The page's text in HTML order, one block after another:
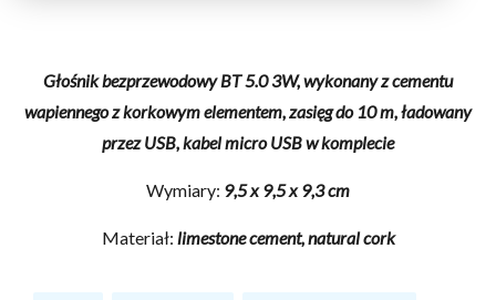
Głośnik bezprzewodowy BT 5.0 3W, wykonany z cementu
wapiennego z korkowym elementem, zasięg do 10 m, ładowany
przez USB, kabel micro USB w komplecie
Wymiary: 9,5 x 9,5 x 9,3 cm
Materiał: limestone cement, natural cork